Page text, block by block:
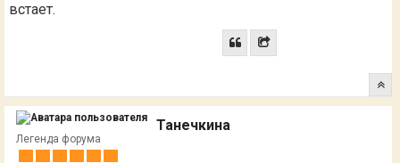
встает.
Танечкина
Легенда форума